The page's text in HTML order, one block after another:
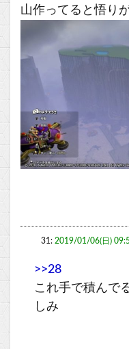
山作ってると悟り
31: 2019/01/06(日)
>>28
これ手で積んで
しみ